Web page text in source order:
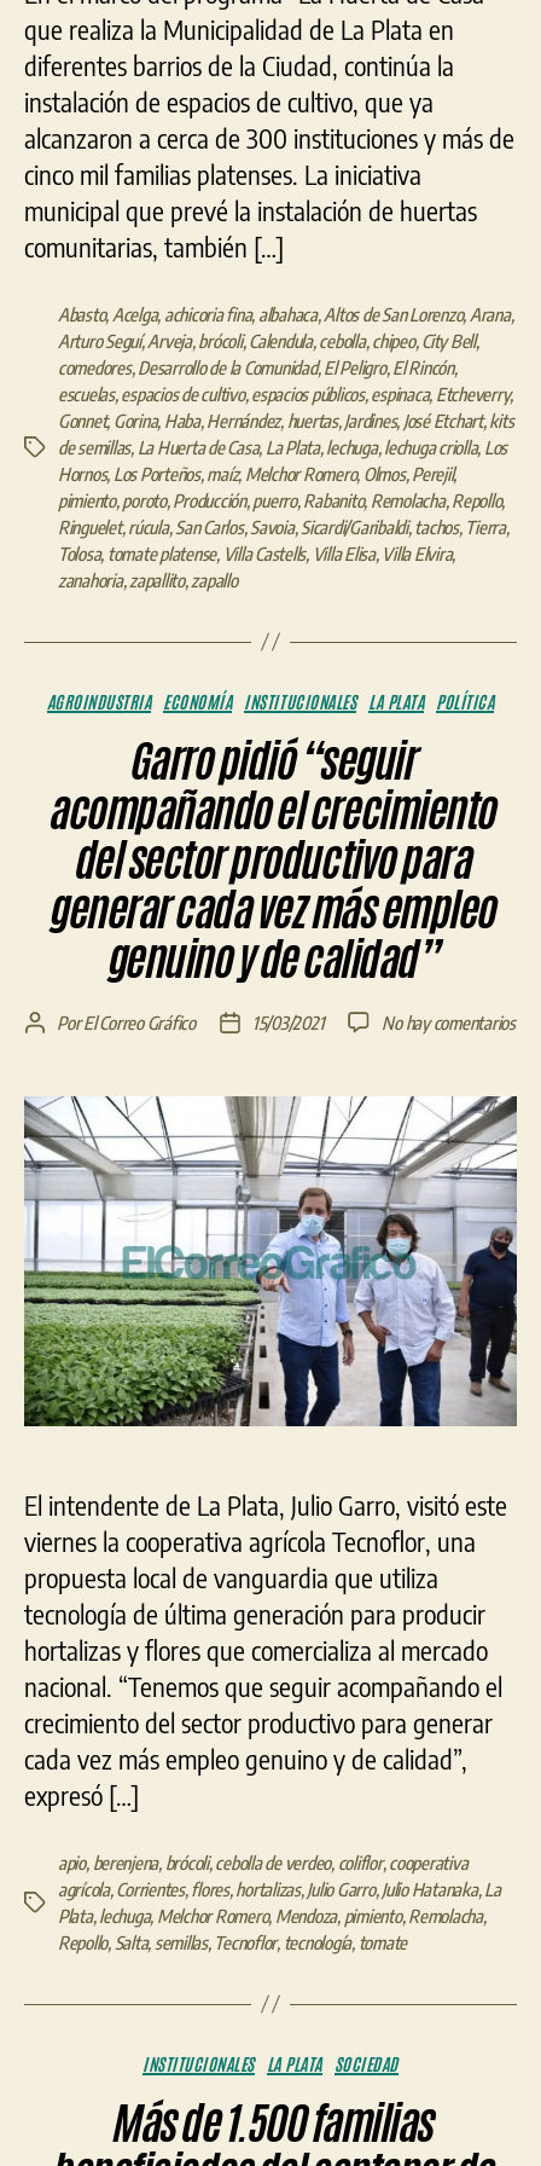
que realiza la Municipalidad de La Plata en
diferentes barrios de la Ciudad, continúa la
instalación de espacios de cultivo, que ya
alcanzaron a cerca de 300 instituciones y más de
cinco mil familias platenses. La iniciativa
municipal que prevé la instalación de huertas
comunitarias, también […]
Etiquetas
Abasto, Acelga, achicoria fina, albahaca,Altos de San Lorenzo, Arana,
Arturo Seguí,Arveja,brócoli,Calendula,cebolla,chipeo,City Bell,
comedores,Desarrollo de la Comunidad,El Peligro,El Rincón,
escuelas,espacios de cultivo,espacios públicos,espinaca, Etcheverry,
Gonnet, Gorina, Haba,Hernández, huertas,Jardines, José Etchart,kits
de semillas, La Huerta de Casa, La Plata,lechuga,lechuga criolla, Los
Hornos, Los Porteños,maíz, Melchor Romero, Olmos,Perejil,
pimiento,poroto,Producción,puerro,Rabanito, Remolacha,Repollo,
Ringuelet,rúcula,San Carlos,Savoia,Sicardi/Garibaldi,tachos, Tierra,
Tolosa, tomate platense, Villa Castells, Villa Elisa, Villa Elvira,
zanahoria,zapallito,zapallo
Categorías
AGROINDUSTRIA ECONOMÍA INSTITUCIONALES LA PLATA POLÍTICA
Garro pidió “seguir
acompañando el crecimiento
del sector productivo para
generar cada vez más empleo
genuino y de calidad”
Autor
entrada
PorEl Correo Gráfico
Fecha
entrada
15/03/2021 No hay comentariosen
el
del
El intendente de La Plata, Julio Garro, visitó este
viernes la cooperativa agrícola Tecnoflor, una
propuesta local de vanguardia que utiliza
tecnología de última generación para producir
hortalizas y flores que comercializa al mercado
nacional. “Tenemos que seguir acompañando el
crecimiento del sector productivo para generar
cada vez más empleo genuino y de calidad”,
expresó […]
Etiquetas
apio, berenjena, brócoli,cebolla de verdeo, coliflor,cooperativa
agrícola,Corrientes,flores,hortalizas,Julio Garro,Julio Hatanaka,La
Plata,lechuga, Melchor Romero, Mendoza, pimiento,Remolacha,
Repollo, Salta, semillas, Tecnoflor, tecnología, tomate
Categorías
INSTITUCIONALES LA PLATA SOCIEDAD
Más de 1.500 familias